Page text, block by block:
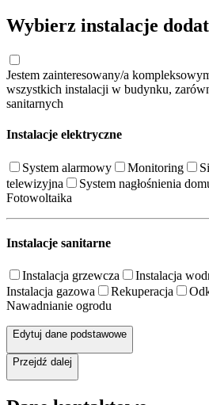
Wybierz instalacje
Jestem zainteresowany/a
wszystkich instalacji w budynku,
sanitarnych
Instalacje elektryczne
System alarmowy Monitoring
telewizyjna
System nagłośnienia
Fotowoltaika
Instalacje sanitarne
Instalacja grzewcza
Instalacja
Instalacja gazowa
Rekuperacja
Nawadnianie ogrodu
Edytuj dane podstawowe
Przejdź dalej